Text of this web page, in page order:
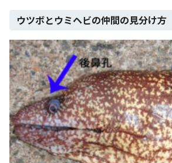
ウツボとウミヘビの仲間の見分け方